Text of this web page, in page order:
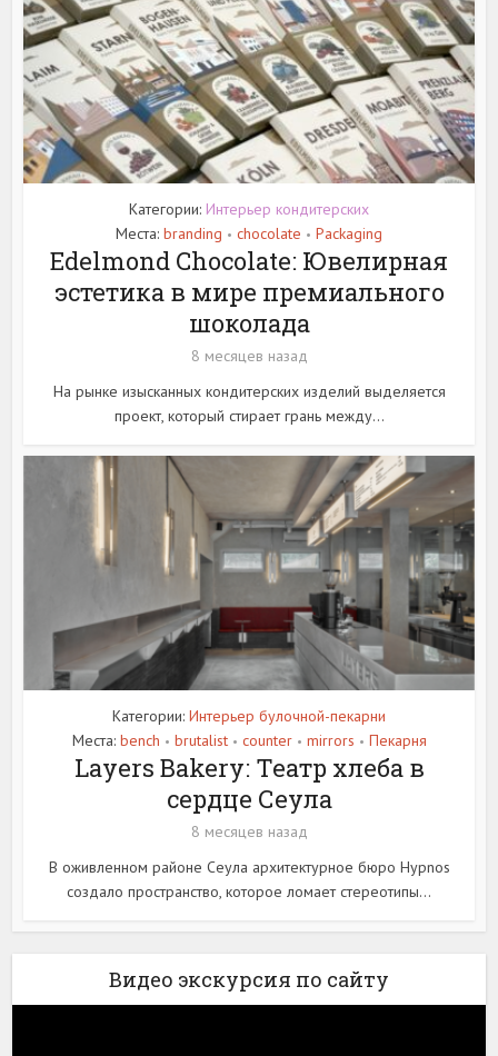
Категории: Интерьер кондитерских
Места: branding • chocolate • Packaging
Edelmond Chocolate: Ювелирная
эстетика в мире премиального
шоколада
8 месяцев назад
На рынке изысканных кондитерских изделий выделяется
проект, который стирает грань между...
Категории: Интерьер булочной-пекарни
Места: bench • brutalist • counter • mirrors • Пекарня
Layers Bakery: Театр хлеба в
сердце Сеула
8 месяцев назад
В оживленном районе Сеула архитектурное бюро Hypnos
создало пространство, которое ломает стереотипы...
Видео экскурсия по сайту